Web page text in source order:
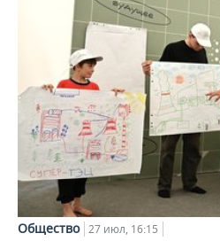
Общество 27 июл, 16:15